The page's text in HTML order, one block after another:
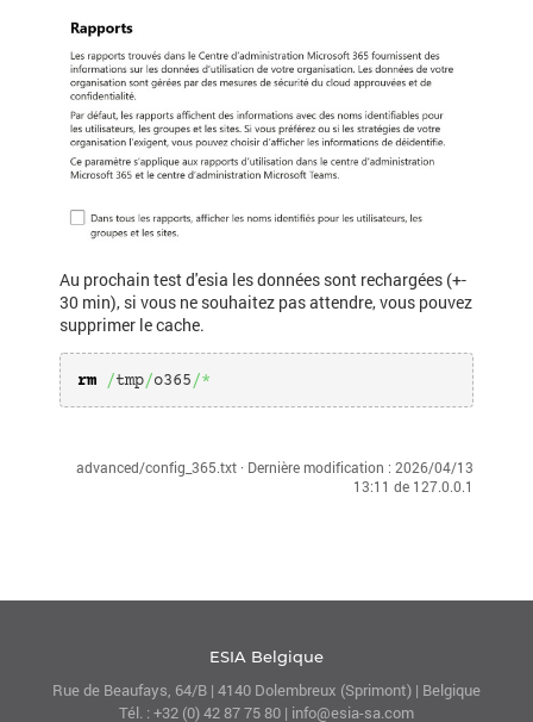
Au prochain test d'esia les données sont rechargées (+-
30 min), si vous ne souhaitez pas attendre, vous pouvez
supprimer le cache.
rm /tmp/o365/*
advanced/config_365.txt · Dernière modification : 2026/04/13
13:11 de 127.0.0.1
ESIA Belgique
Rue de Beaufays, 64/B | 4140 Dolembreux (Sprimont) | Belgique
Tél. : +32 (0) 42 87 75 80 | info@esia-sa.com